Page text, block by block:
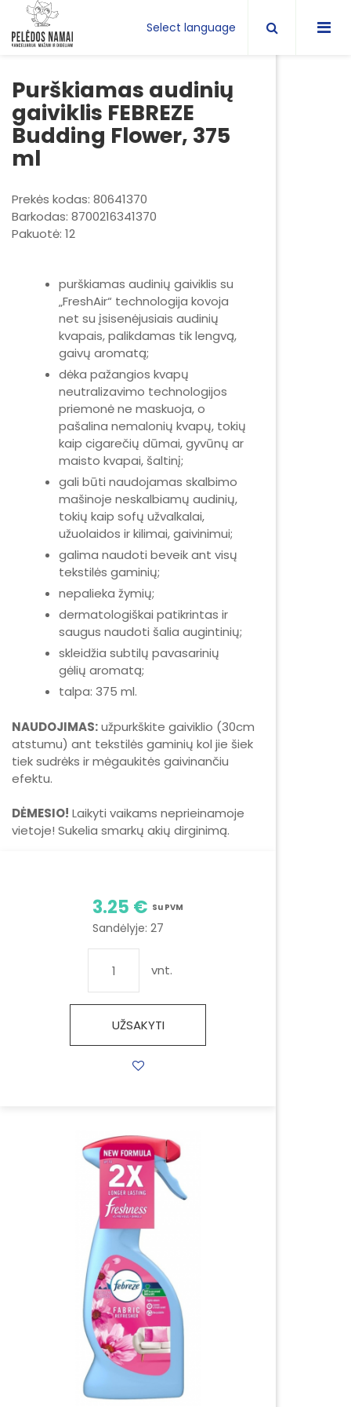
Select language
Purškiamas audinių
gaiviklis FEBREZE
Budding Flower, 375
ml
Prekės kodas: 80641370
Barkodas: 8700216341370
Pakuotė: 12
purškiamas audinių gaiviklis su
„FreshAir“ technologija kovoja
net su įsisenėjusiais audinių
kvapais, palikdamas tik lengvą,
gaivų aromatą;
dėka pažangios kvapų
neutralizavimo technologijos
priemonė ne maskuoja, o
pašalina nemalonių kvapų, tokių
kaip cigarečių dūmai, gyvūnų ar
maisto kvapai, šaltinį;
gali būti naudojamas skalbimo
mašinoje neskalbiamų audinių,
tokių kaip sofų užvalkalai,
užuolaidos ir kilimai, gaivinimui;
galima naudoti beveik ant visų
tekstilės gaminių;
nepalieka žymių;
dermatologiškai patikrintas ir
saugus naudoti šalia augintinių;
skleidžia subtilų pavasarinių
gėlių aromatą;
talpa: 375 ml.
NAUDOJIMAS:užpurkškite gaiviklio (30cm
atstumu) ant tekstilės gaminių kol jie šiek
tiek sudrėks ir mėgaukitės gaivinančiu
efektu.
DĖMESIO! Laikyti vaikams neprieinamoje
vietoje! Sukelia smarkų akių dirginimą.
3.25 € Su PVM
Sandėlyje: 27
vnt.
UŽSAKYTI